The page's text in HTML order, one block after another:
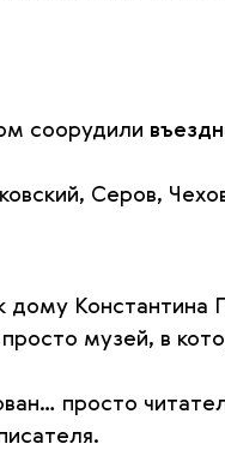
соорудили
Серов,
Константина
музей, в
просто